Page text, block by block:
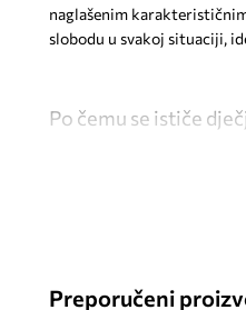
naglašenim
slobodu u svakoj situaciji,
Po čemu se ističe
Dvodijelni set
Preporučeni